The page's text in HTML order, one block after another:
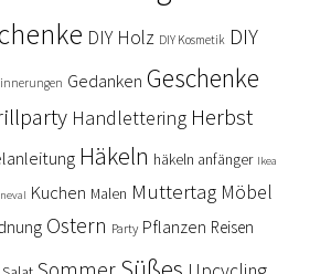
DIY Holz DIY Kosmetik DIY
Gedanken Geschenke
Handlettering Herbst
Häkeln häkeln anfänger Ikea
Kuchen Malen Muttertag Möbel
Ostern Party Pflanzen Reisen